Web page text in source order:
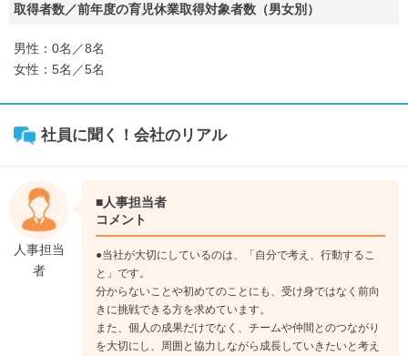
取得者数／前年度の育児休業取得対象者数（男女別）
男性：0名／8名
女性：5名／5名
社員に聞く！会社のリアル
人事担当
者
■人事担当者
コメント
●当社が大切にしているのは、「自分で考え、行動するこ
と」です。
分からないことや初めてのことにも、受け身ではなく前向
きに挑戦できる方を求めています。
また、個人の成果だけでなく、チームや仲間とのつながり
を大切にし、周囲と協力しながら成長していきたいと考え